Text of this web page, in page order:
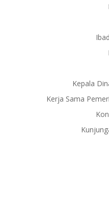
Kepala
Kerja Sama